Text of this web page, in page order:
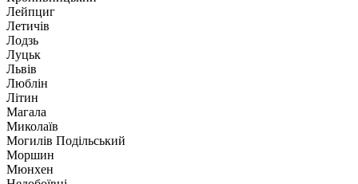
Лейпциг
Летичів
Лодзь
Луцьк
Львів
Люблін
Літин
Магала
Миколаїв
Могилів Подільський
Моршин
Мюнхен